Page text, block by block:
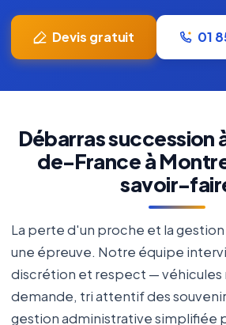
Devis gratuit 01
Débarras succession
de-France à
savoir-
La perte d'un proche et la
une épreuve. Notre équipe
discrétion et respect — véhicules
demande, tri attentif des
gestion administrative simplifiée